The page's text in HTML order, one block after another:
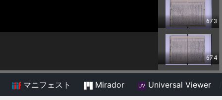
マニフェスト Mirador Universal Viewer